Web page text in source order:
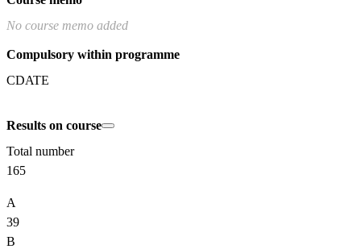
No course memo added
Compulsory within programme
CDATE
Results on course
Total number
165
A
39
B